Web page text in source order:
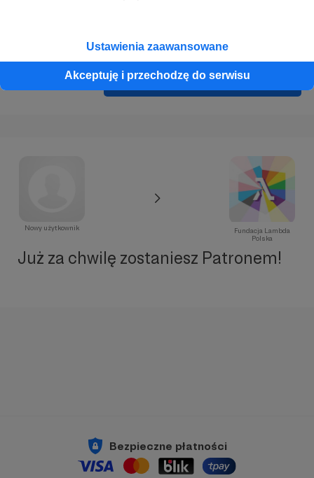
Ustawienia zaawansowane
Akceptuję i przechodzę do serwisu
Cofnij Zarejestruj się i przejdź dalej
Nowy użytkownik
Fundacja Lambda
Polska
Już za chwilę zostaniesz Patronem!
Bezpieczne płatności